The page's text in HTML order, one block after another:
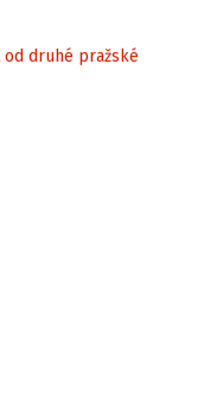
druhé pražské